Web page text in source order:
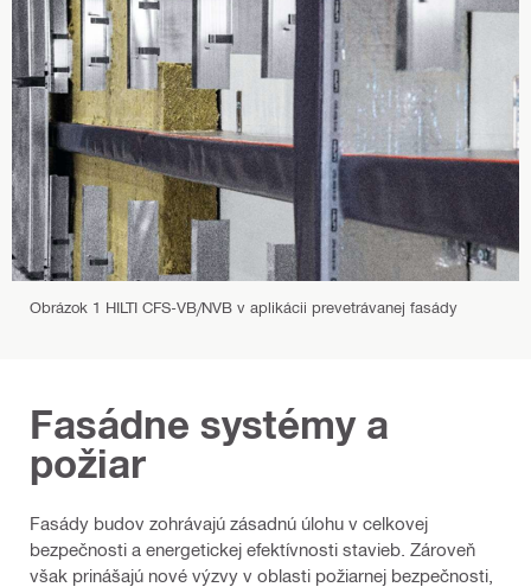
Obrázok 1 HILTI CFS-VB/NVB v aplikácii prevetrávanej fasády
Fasádne systémy a
požiar
Fasády budov zohrávajú zásadnú úlohu v celkovej
bezpečnosti a energetickej efektívnosti stavieb. Zároveň
však prinášajú nové výzvy v oblasti požiarnej bezpečnosti,